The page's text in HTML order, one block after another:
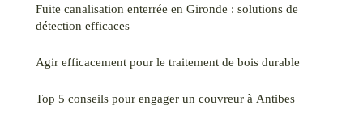
Fuite canalisation enterrée en Gironde : solutions de
détection efficaces
Agir efficacement pour le traitement de bois durable
Top 5 conseils pour engager un couvreur à Antibes